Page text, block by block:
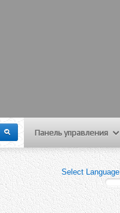
Панель управления
Select Language